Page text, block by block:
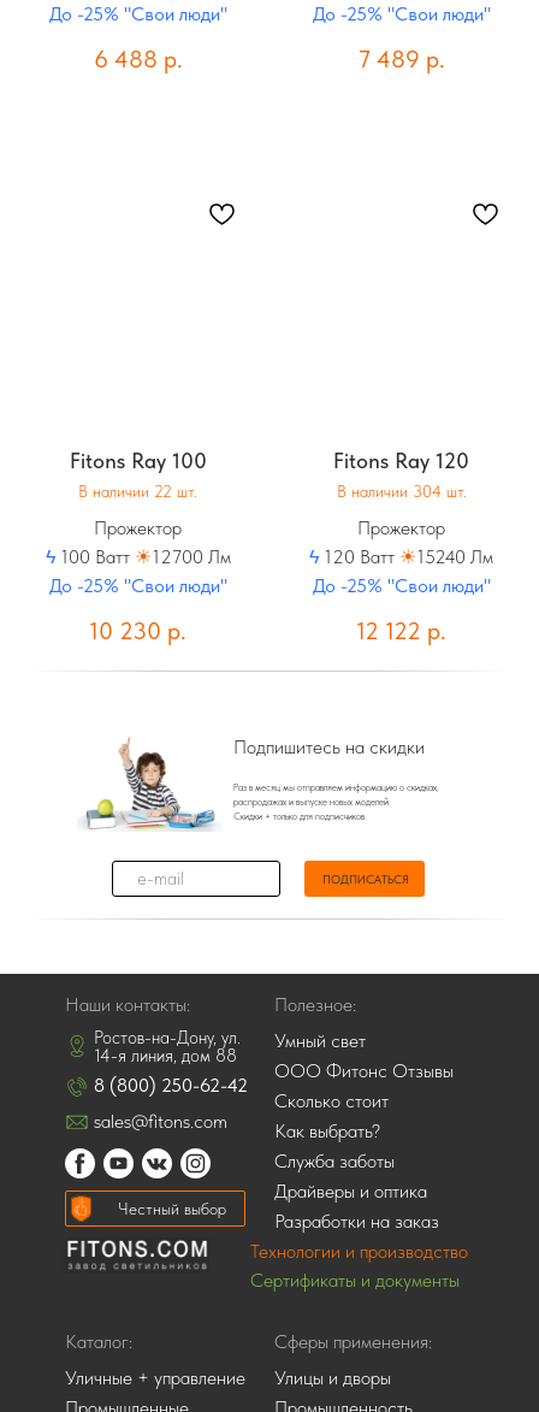
До -25% "Свои люди"
6 488 р.
До -25% "Свои люди"
7 489 р.
Fitons Ray 100
В наличии 22 шт.
Прожектор
ϟ100 Ватт ☀12700 Лм
До -25% "Свои люди"
10 230 р.
Fitons Ray 120
В наличии 304 шт.
Прожектор
ϟ 120 Ватт ☀15240 Лм
До -25% "Свои люди"
12 122 р.
Подпишитесь на скидки
Раз в месяц мы отправляем информацию о скидках,
распродажах и выпуске новых моделей.
Скидки + только для подписчиков.
ПОДПИСАТЬСЯ
Отправляя данные вы соглашаетесь с
Наши контакты:
Ростов-на-Дону, ул.
14-я линия, дом 88
8 (800) 250-62-42
sales@fitons.com
Полезное:
Каталог:
Умный свет
ООО Фитонс Отзывы
Сколько стоит
Как выбрать?
Служба заботы
Уличные + управление
Улицы и дворы
Драйверы и оптика
Разработки на заказ
Сферы применения:
Честный выбор
Технологии и производство
Сертификаты и документы